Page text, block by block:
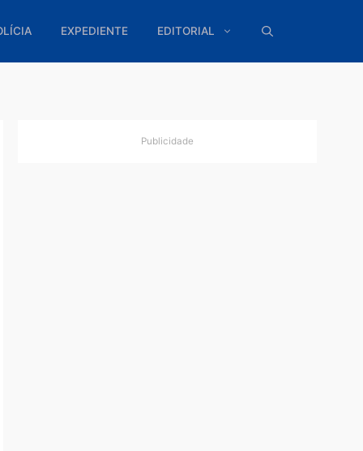
POLÍCIA EXPEDIENTE EDITORIAL